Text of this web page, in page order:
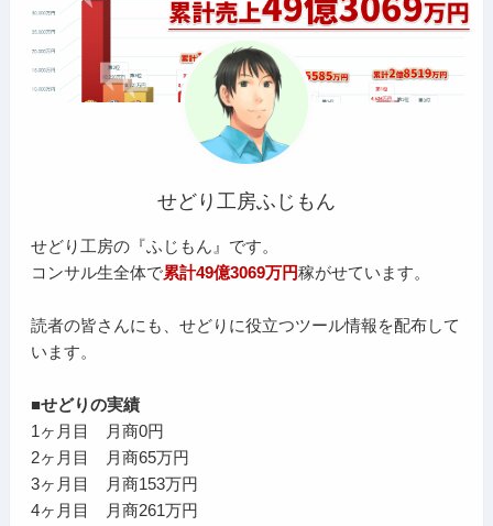
せどり工房ふじもん
せどり工房の『ふじもん』です。
コンサル生全体で累計49億3069万円稼がせています。
読者の皆さんにも、せどりに役立つツール情報を配布して
います。
■せどりの実績
1ヶ月目 月商0円
2ヶ月目 月商65万円
3ヶ月目 月商153万円
4ヶ月目 月商261万円